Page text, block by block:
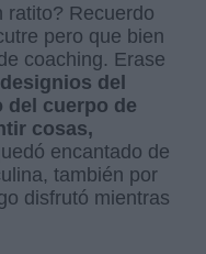
ratito? Recuerdo
pero que bien
coaching. Erase
del
del cuerpo de
cosas,
encantado de
también por
disfrutó mientras